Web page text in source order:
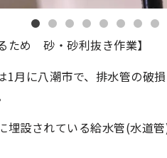
ため 砂・砂利抜き作業】
1月に八潮市で、排水管の破
埋設されている給水管(水道